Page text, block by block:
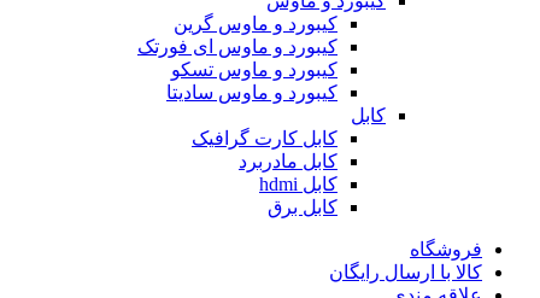
کیبورد و ماوس گرین
کیبورد و ماوس ای فورتک
کیبورد و ماوس تسکو
کیبورد و ماوس سادیتا
کابل
کابل کارت گرافیک
کابل مادربرد
کابل hdmi
کابل برق
فروشگاه
کالا با ارسال رایگان